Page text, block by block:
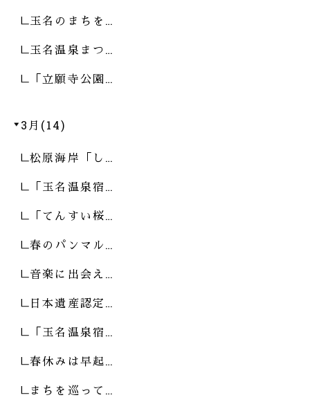
玉名のまちを…
玉名温泉まつ…
「立願寺公園…
3月(14)
松原海岸「し…
「玉名温泉宿…
「てんすい桜…
春のパンマル…
音楽に出会え…
日本遺産認定…
「玉名温泉宿…
春休みは早起…
まちを巡って…